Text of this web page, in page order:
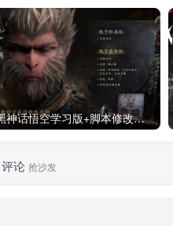
黑神话悟空学习版+脚本修改器+加综合资料 最新版
评论 抢沙发